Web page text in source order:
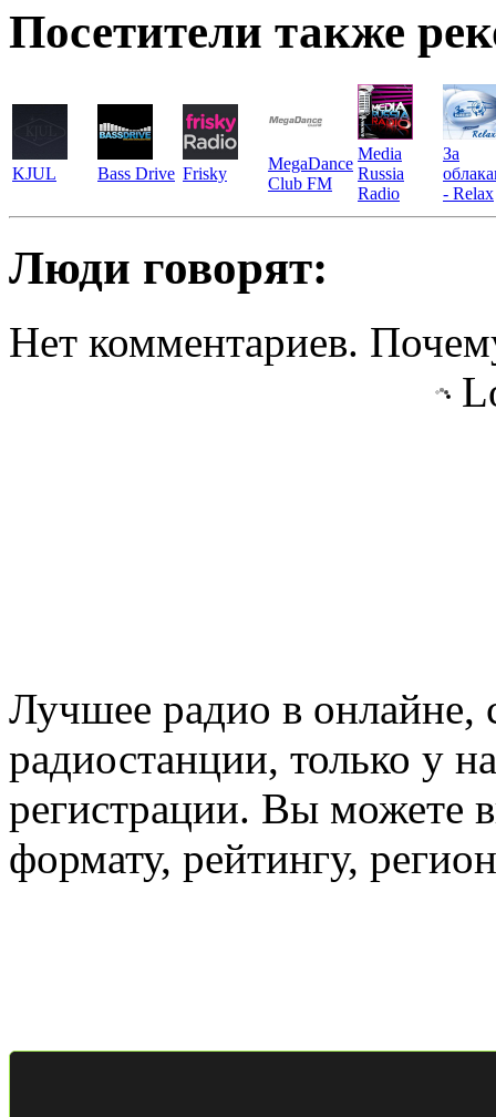
Посетители также
KJUL Bass Drive Frisky
MegaDance
Club FM
Media
Russia
Radio
За
- Relax
Люди говорят:
Нет комментариев.
Лучшее радио в онлайне,
радиостанции, только у
регистрации. Вы можете
формату, рейтингу,